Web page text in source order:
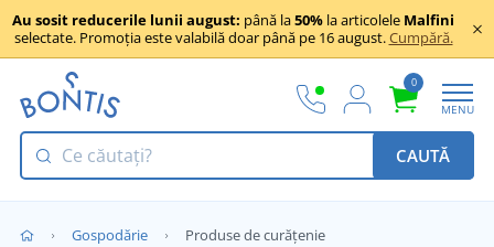
Au sosit reducerile lunii august: până la50% la articolele Malfini
selectate. Promoția este valabilă doar până pe 16 august.Cumpără.
0
MENU
CAUTĂ
Gospodărie Produse de curățenie